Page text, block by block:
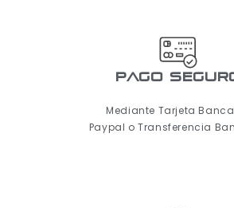
pago
Mediante Tarjeta
Paypal o Transferencia